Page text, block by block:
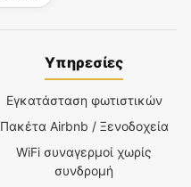
Υπηρεσίες
Εγκατάσταση φωτιστικών
Πακέτα Airbnb / Ξενοδοχεία
WiFi συναγερμοί χωρίς
συνδρομή